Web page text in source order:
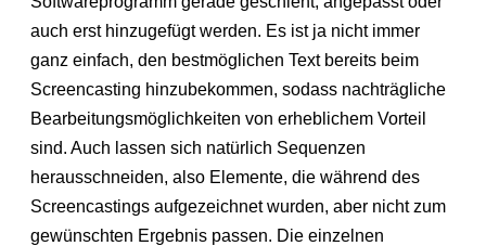
auch erst hinzugefügt werden. Es ist ja nicht immer
ganz einfach, den bestmöglichen Text bereits beim
Screencasting hinzubekommen, sodass nachträgliche
Bearbeitungsmöglichkeiten von erheblichem Vorteil
sind. Auch lassen sich natürlich Sequenzen
herausschneiden, also Elemente, die während des
Screencastings aufgezeichnet wurden, aber nicht zum
gewünschten Ergebnis passen. Die einzelnen